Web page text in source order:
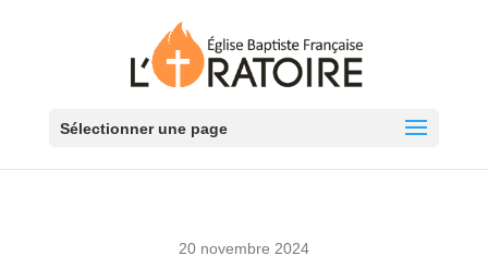
Sélectionner une page
20 novembre 2024